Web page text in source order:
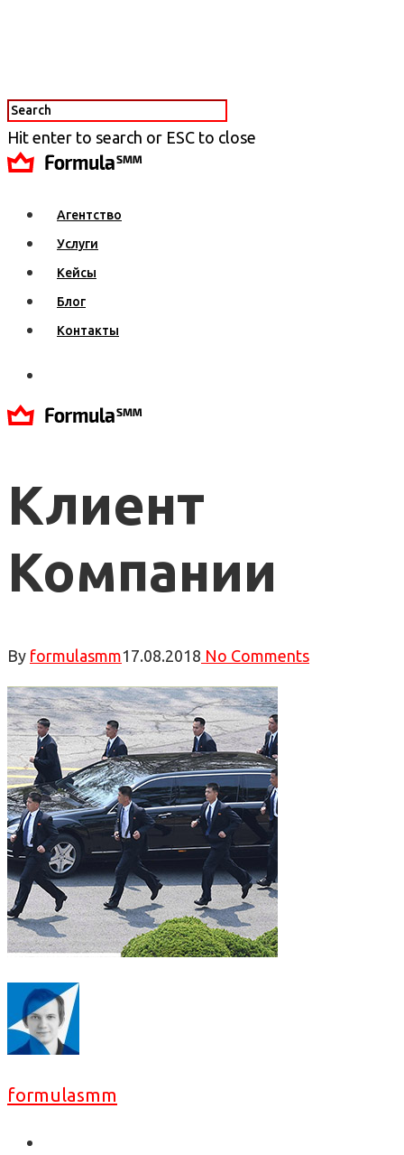
Hit enter to search or ESC to close
Агентство
Услуги
Кейсы
Блог
Контакты
Клиент
Компании
By formulasmm17.08.2018 No Comments
formulasmm